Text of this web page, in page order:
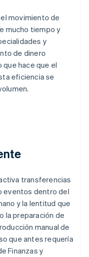
movimiento de
mucho tiempo y
y
de dinero
hace que el
eficiencia se
transferencias
eventos dentro del
y la lentitud que
la preparación de
manual de
que antes requería
Finanzas y